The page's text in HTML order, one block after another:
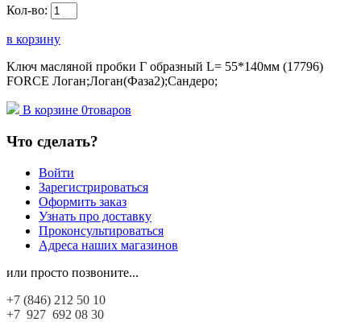
Кол-во:
в корзину
Ключ масляной пробки Г образный L= 55*140мм (17796)
FORCE Логан;Логан(Фаза2);Сандеро;
В корзине 0товаров
Что сделать?
Войти
Зарегистрироваться
Оформить заказ
Узнать про доставку
Проконсультироваться
Адреса наших магазинов
или просто позвоните...
+7 (846) 212 50 10
+7 927 692 08 30